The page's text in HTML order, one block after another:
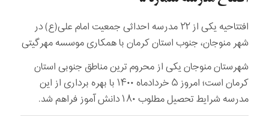
افتتاحیه یکی از ۲۲ مدرسه احداثی جمعیت امام علی(ع) در
شهر منوجان، جنوب استان کرمان با همکاری موسسه مهرگیتی
شهرستان منوجان یکی از محروم ترین مناطق جنوبی استان
کرمان است؛ امروز ۵ خردادماه ۱۴۰۰ با بهره برداری از این
مدرسه شرایط تحصیل مطلوب ۱۸۰ دانش آموز فراهم شد.